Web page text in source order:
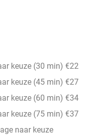
keuze (30 min) €22
keuze (45 min) €27
keuze (60 min) €34
keuze (75 min) €37
naar keuze